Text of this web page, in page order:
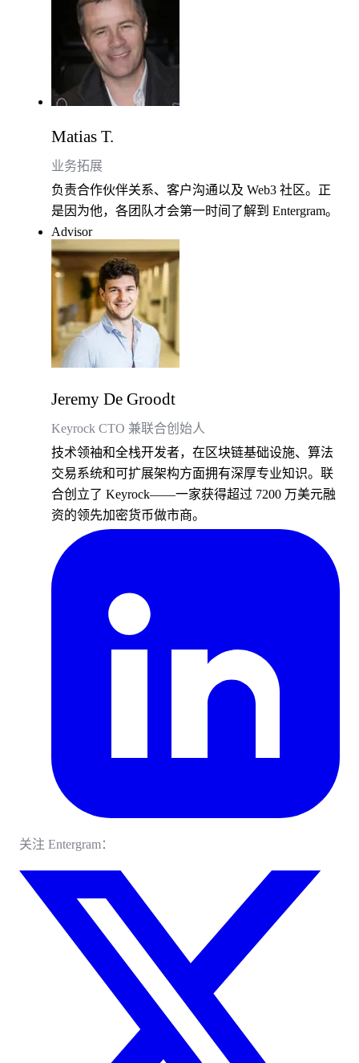
Matias T.
业务拓展
负责合作伙伴关系、客户沟通以及 Web3 社区。正
是因为他，各团队才会第一时间了解到 Entergram。
Advisor
Jeremy De Groodt
Keyrock CTO 兼联合创始人
技术领袖和全栈开发者，在区块链基础设施、算法
交易系统和可扩展架构方面拥有深厚专业知识。联
合创立了 Keyrock——一家获得超过 7200 万美元融
资的领先加密货币做市商。
关注 Entergram：